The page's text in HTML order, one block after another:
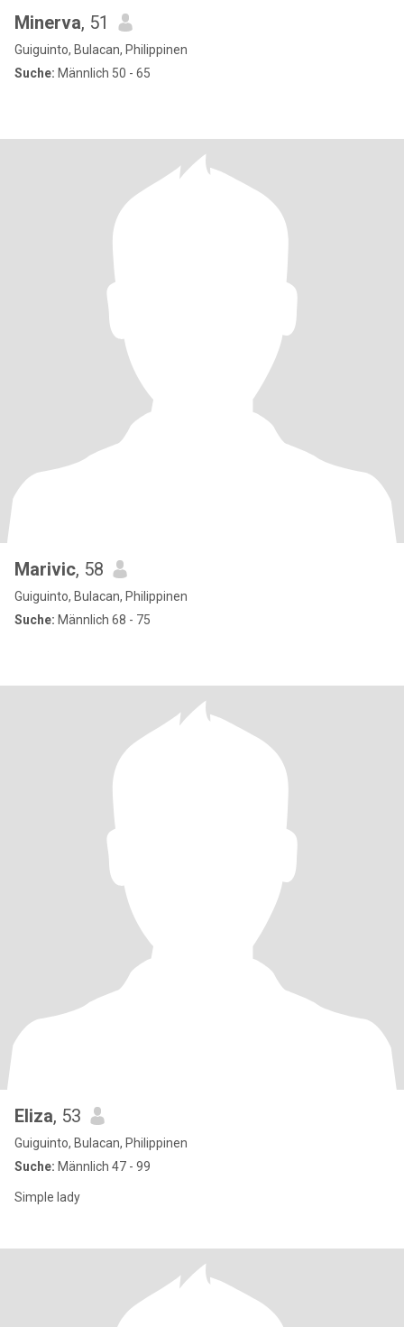
Minerva, 51
Guiguinto, Bulacan, Philippinen
Suche: Männlich 50 - 65
Marivic, 58
Guiguinto, Bulacan, Philippinen
Suche: Männlich 68 - 75
Eliza, 53
Guiguinto, Bulacan, Philippinen
Suche: Männlich 47 - 99
Simple lady